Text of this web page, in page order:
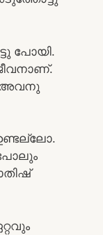
പോയി.
അവനു